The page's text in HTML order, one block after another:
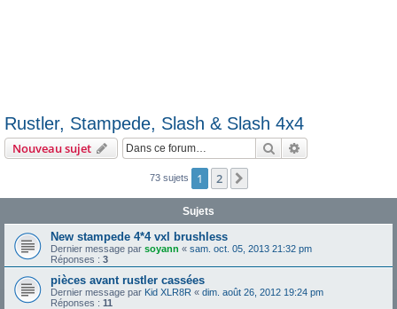
Rustler, Stampede, Slash & Slash 4x4
Nouveau sujet Rechercher
73 sujets 1 2
Sujets
New stampede 4*4 vxl brushless
Dernier message par soyann « sam. oct. 05, 2013 21:32 pm
Réponses : 3
pièces avant rustler cassées
Dernier message par Kid XLR8R « dim. août 26, 2012 19:24 pm
Réponses : 11